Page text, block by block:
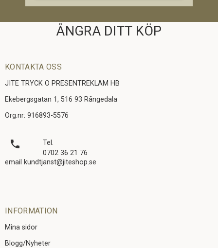
ÅNGRA DITT KÖP
KONTAKTA OSS
JITE TRYCK O PRESENTREKLAM HB
Ekebergsgatan 1, 516 93 Rångedala
Org.nr: 916893-5576
local_phone
Tel.
0702 36 21 76
email kundtjanst@jiteshop.se
INFORMATION
Mina sidor
Blogg/Nyheter